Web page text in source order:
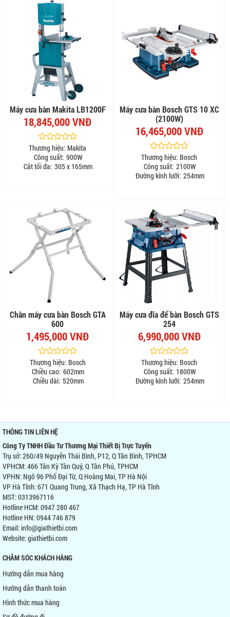
Máy cưa bàn Makita LB1200F
18,845,000 VNĐ
Thương hiệu: Makita
Công suất: 900W
Cắt tối đa: 305 x 165mm
Máy cưa bàn Bosch GTS 10 XC
(2100W)
16,465,000 VNĐ
Thương hiệu: Bosch
Công suất: 2100W
Đường kính lưỡi: 254mm
Chân máy cưa bàn Bosch GTA
600
1,495,000 VNĐ
Thương hiệu: Bosch
Chiều cao: 602mm
Chiều dài: 520mm
Máy cưa đĩa để bàn Bosch GTS
254
6,990,000 VNĐ
Thương hiệu: Bosch
Công suất: 1800W
Đường kính lưỡi: 254mm
THÔNG TIN LIÊN HỆ
Công Ty TNHH Đầu Tư Thương Mại Thiết Bị Trực Tuyến
Trụ sở: 260/49 Nguyễn Thái Bình, P12, Q Tân Bình, TPHCM
VPHCM: 466 Tân Kỳ Tân Quý, Q Tân Phú, TPHCM
VPHN: Ngõ 96 Phố Đại Từ, Q Hoàng Mai, TP Hà Nội
VP Hà Tĩnh: 671 Quang Trung, Xã Thạch Hạ, TP Hà Tĩnh
MST: 0313967116
Hotline HCM: 0947 280 467
Hotline HN: 0944 746 879
Email: info@giathietbi.com
Website:giathietbi.com
CHĂM SÓC KHÁCH HÀNG
Hướng dẫn mua hàng
Hướng dẫn thanh toán
Hình thức mua hàng